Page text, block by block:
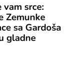
vam srce:
Zemunke
sa Gardoša
gladne